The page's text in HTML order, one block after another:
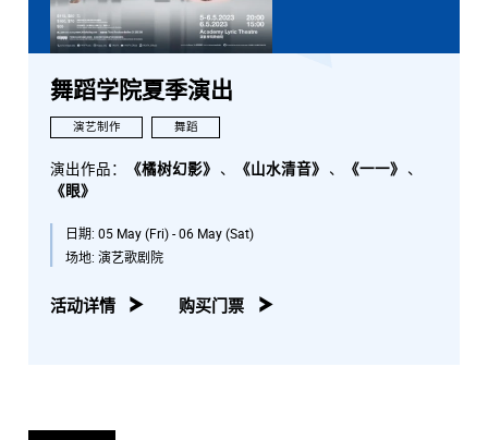
舞蹈学院夏季演出
演艺制作 舞蹈
演出作品： 《橘树幻影》 、 《山水清音》 、 《一一》 、
《眼》
日期: 05 May (Fri) - 06 May (Sat)
场地: 演艺歌剧院
活动详情 购买门票